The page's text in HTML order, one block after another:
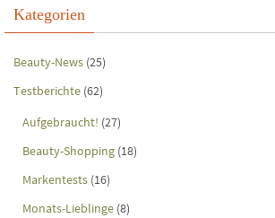
Kategorien
Beauty-News (25)
Testberichte (62)
Aufgebraucht! (27)
Beauty-Shopping (18)
Markentests (16)
Monats-Lieblinge (8)